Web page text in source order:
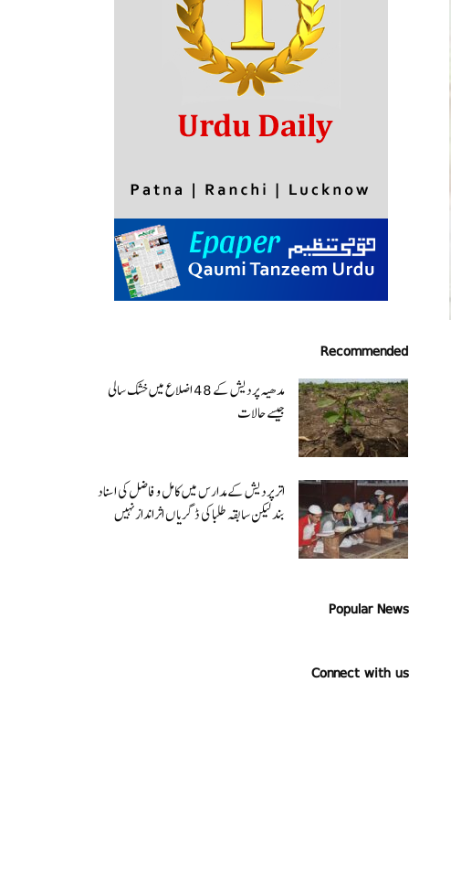
Recommended
مدھیہ پردیش کے 48 اضلاع میں خشک سالی
جیسے حالات
اتر پردیش کےمدارس میں کامل و فاضل کی اسناد
بند لیکن سابقہ طلبا کی ڈگریا ں اثرانداز نہیں
Popular News
Connect with us